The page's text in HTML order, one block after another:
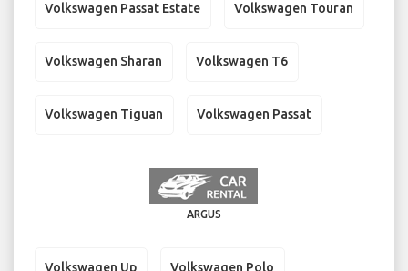
Volkswagen Passat Estate Volkswagen Touran
Volkswagen Sharan Volkswagen T6
Volkswagen Tiguan Volkswagen Passat
ARGUS
Volkswagen Up Volkswagen Polo